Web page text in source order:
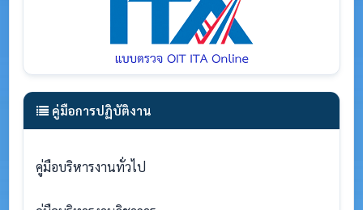
คู่มือการปฏิบัติงาน
คู่มือบริหารงานทั่วไป